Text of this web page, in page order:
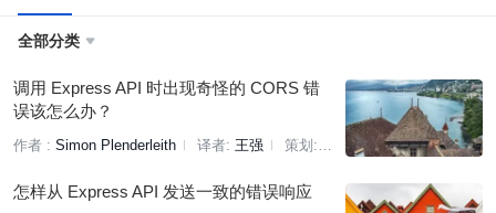
全部分类 
调用 Express API 时出现奇怪的 CORS 错
误该怎么办？
作者 : Simon Plenderleith 译者: 王强
策划:
怎样从 Express API 发送一致的错误响应